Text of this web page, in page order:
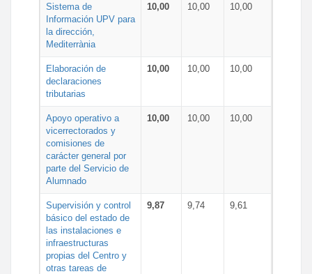
Sistema de
Información UPV para
la dirección,
Mediterrània
10,00 10,00 10,00
Elaboración de
declaraciones
tributarias
10,00 10,00 10,00
Apoyo operativo a
vicerrectorados y
comisiones de
carácter general por
parte del Servicio de
Alumnado
10,00 10,00 10,00
Supervisión y control
básico del estado de
las instalaciones e
infraestructuras
propias del Centro y
otras tareas de
9,87 9,74 9,61